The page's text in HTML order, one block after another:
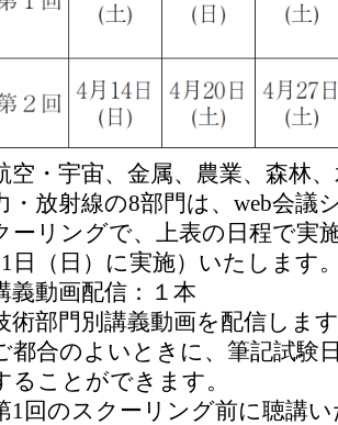
空・宇宙、金属、農業、森林
・放射線の8部門は、web会
ーリングで、上表の日程で実
日（日）に実施）いたします
義動画配信：１本
術部門別講義動画を配信しま
都合のよいときに、筆記試験
ることができます。
1回のスクーリング前に聴講